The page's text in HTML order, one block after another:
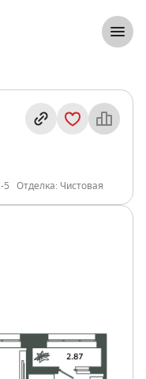
5
Отделка: Чистовая